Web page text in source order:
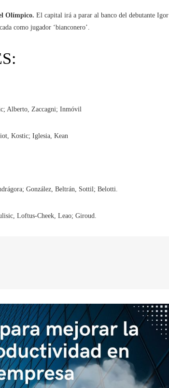
Olímpico. El capital irá a parar al banco del debutante Igor
como jugador ‘bianconero’.
Alberto, Zaccagni; Inmóvil
Kostic; Iglesia, Kean
González, Beltrán, Sottil; Belotti.
Loftus-Cheek, Leao; Giroud.